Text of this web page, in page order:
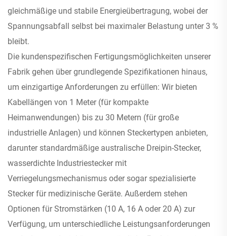
gleichmäßige und stabile Energieübertragung, wobei der
Spannungsabfall selbst bei maximaler Belastung unter 3 %
bleibt.
Die kundenspezifischen Fertigungsmöglichkeiten unserer
Fabrik gehen über grundlegende Spezifikationen hinaus,
um einzigartige Anforderungen zu erfüllen: Wir bieten
Kabellängen von 1 Meter (für kompakte
Heimanwendungen) bis zu 30 Metern (für große
industrielle Anlagen) und können Steckertypen anbieten,
darunter standardmäßige australische Dreipin-Stecker,
wasserdichte Industriestecker mit
Verriegelungsmechanismus oder sogar spezialisierte
Stecker für medizinische Geräte. Außerdem stehen
Optionen für Stromstärken (10 A, 16 A oder 20 A) zur
Verfügung, um unterschiedliche Leistungsanforderungen